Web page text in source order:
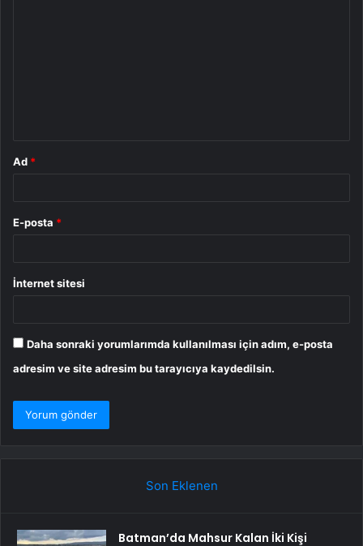
Ad *
E-posta *
İnternet sitesi
Daha sonraki yorumlarımda kullanılması için adım, e-posta
adresim ve site adresim bu tarayıcıya kaydedilsin.
Son Eklenen
Batman’da Mahsur Kalan İki Kişi